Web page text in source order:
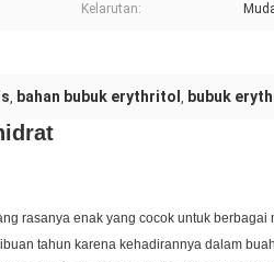
Kelarutan:
, bahan bubuk erythritol , bubuk
rasanya enak yang cocok untuk
tahun karena kehadirannya dalam